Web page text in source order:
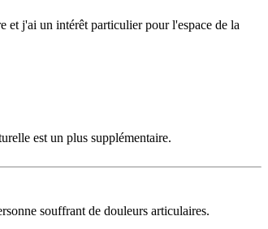
et j'ai un intérêt particulier pour l'espace de la
est un plus supplémentaire.
souffrant de douleurs articulaires.